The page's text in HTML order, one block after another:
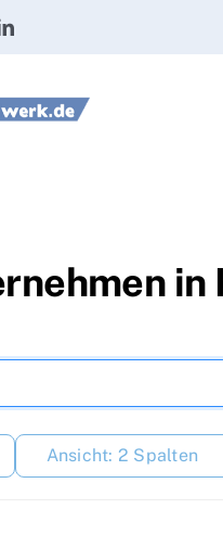
in
Ansicht: 2 Spalten